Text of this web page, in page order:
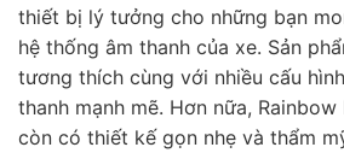
thiết bị lý tưởng cho những bạn
hệ thống âm thanh của xe. Sản
tương thích cùng với nhiều cấu
thanh mạnh mẽ. Hơn nữa,
còn có thiết kế gọn nhẹ và thẩm